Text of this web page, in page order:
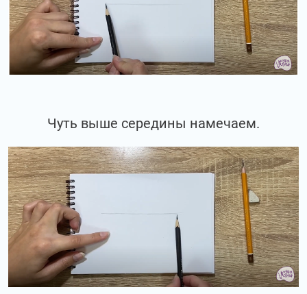
Чуть выше середины намечаем.